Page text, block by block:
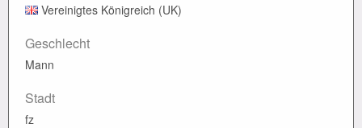
Vereinigtes Königreich (UK)
Geschlecht
Mann
Stadt
fz